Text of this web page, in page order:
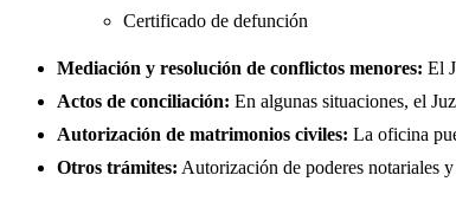
Certificado de defunción
Mediación y resolución de conflictos menores: El
Actos de conciliación: En algunas situaciones, el
Autorización de matrimonios civiles: La oficina
Otros trámites: Autorización de poderes notariales